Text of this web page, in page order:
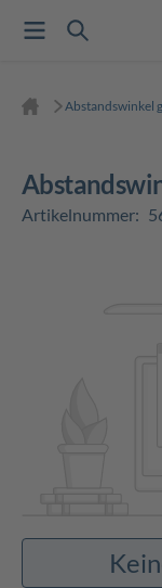
Abstandswinkel
Artikelnummer: